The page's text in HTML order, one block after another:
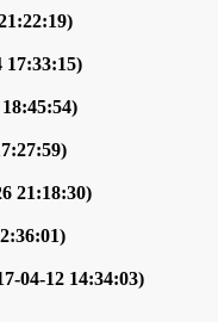
17:33:15)
21:18:30)
04-12 14:34:03)